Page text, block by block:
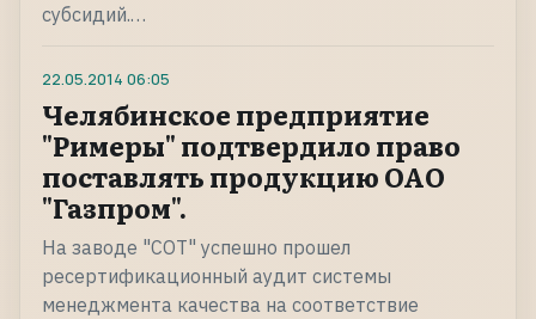
субсидий.…
22.05.2014 06:05
Челябинское предприятие
"Римеры" подтвердило право
поставлять продукцию ОАО
"Газпром".
На заводе "СОТ" успешно прошел
ресертификационный аудит системы
менеджмента качества на соответствие